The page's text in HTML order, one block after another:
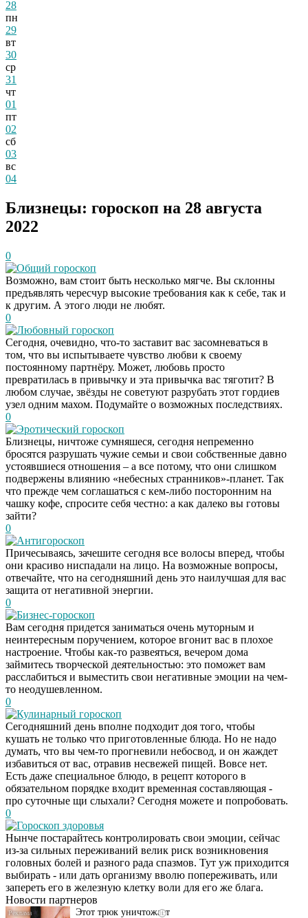
28
пн
29
вт
30
ср
31
чт
01
пт
02
сб
03
вс
04
Близнецы: гороскоп на 28 августа
2022
0
Общий гороскоп
Возможно, вам стоит быть несколько мягче. Вы склонны
предъявлять чересчур высокие требования как к себе, так и
к другим. А этого люди не любят.
0
Любовный гороскоп
Сегодня, очевидно, что-то заставит вас засомневаться в
том, что вы испытываете чувство любви к своему
постоянному партнёру. Может, любовь просто
превратилась в привычку и эта привычка вас тяготит? В
любом случае, звёзды не советуют разрубать этот гордиев
узел одним махом. Подумайте о возможных последствиях.
0
Эротический гороскоп
Близнецы, ничтоже сумняшеся, сегодня непременно
бросятся разрушать чужие семьи и свои собственные давно
устоявшиеся отношения – а все потому, что они слишком
подвержены влиянию «небесных странников»-планет. Так
что прежде чем соглашаться с кем-либо посторонним на
чашку кофе, спросите себя честно: а как далеко вы готовы
зайти?
0
Антигороскоп
Причесываясь, зачешите сегодня все волосы вперед, чтобы
они красиво ниспадали на лицо. На возможные вопросы,
отвечайте, что на сегодняшний день это наилучшая для вас
защита от негативной энергии.
0
Бизнес-гороскоп
Вам сегодня придется заниматься очень муторным и
неинтересным поручением, которое вгонит вас в плохое
настроение. Чтобы как-то развеяться, вечером дома
займитесь творческой деятельностью: это поможет вам
расслабиться и выместить свои негативные эмоции на чем-
то неодушевленном.
0
Кулинарный гороскоп
Сегодняшний день вполне подходит доя того, чтобы
кушать не только что приготовленные блюда. Но не надо
думать, что вы чем-то прогневили небосвод, и он жаждет
избавиться от вас, отравив несвежей пищей. Вовсе нет.
Есть даже специальное блюдо, в рецепт которого в
обязательном порядке входит временная составляющая -
про суточные щи слыхали? Сегодня можете и попробовать.
0
Гороскоп здоровья
Нынче постарайтесь контролировать свои эмоции, сейчас
из-за сильных переживаний велик риск возникновения
головных болей и разного рада спазмов. Тут уж приходится
выбирать - или дать организму вволю попереживать, или
запереть его в железную клетку воли для его же блага.
Новости партнеров
i
Даже самый
запущенный грибок
исчезнет с корнем,
если перед сном…
i
Этот трюк уничтожает